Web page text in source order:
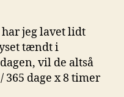
har jeg lavet lidt
tændt i
vil de altså
365 dage x 8 timer